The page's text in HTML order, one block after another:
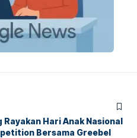
Hari Anak Nasional
Bersama Greebel